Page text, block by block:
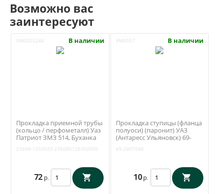
Возможно вас
заинтересуют
УМ0025244 В наличии
Прокладка приемной трубы
(кольцо / перфометалл) Уаз
Патриот ЗМЗ 514, Буханка
1203020
23608-1203020 236080120302000
72 р.
УМ0057 В наличии
Прокладка ступицы (фланца
полуоси) (паронит) УАЗ
(Антаресс Ульяновск) 69-
69-2407048
10 р.